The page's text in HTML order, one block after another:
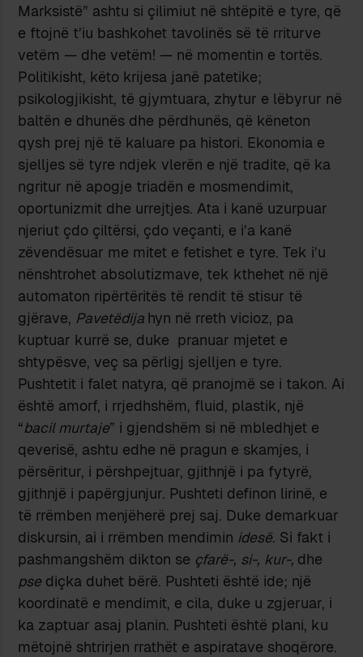
Marksistë” ashtu si çilimiut në shtëpitë e tyre, që
e ftojnë t’iu bashkohet tavolinës së të rriturve
vetëm — dhe vetëm! — në momentin e tortës.
Politikisht, këto krijesa janë patetike;
psikologjikisht, të gjymtuara, zhytur e lëbyrur në
baltën e dhunës dhe përdhunës, që këneton
qysh prej një të kaluare pa histori. Ekonomia e
sjelljes së tyre ndjek vlerën e një tradite, që ka
ngritur në apogje triadën e mosmendimit,
oportunizmit dhe urrejtjes. Ata i kanë uzurpuar
njeriut çdo çiltërsi, çdo veçanti, e i’a kanë
zëvendësuar me mitet e fetishet e tyre. Tek i’u
nënshtrohet absolutizmave, tek kthehet në një
automaton ripërtëritës të rendit të stisur të
gjërave, Pavetëdija hyn në rreth vicioz, pa
kuptuar kurrë se, duke pranuar mjetet e
shtypësve, veç sa përligj sjelljen e tyre.
Pushtetit i falet natyra, që pranojmë se i takon. Ai
është amorf, i rrjedhshëm, fluid, plastik, një
“bacil murtaje” i gjendshëm si në mbledhjet e
qeverisë, ashtu edhe në pragun e skamjes, i
përsëritur, i përshpejtuar, gjithnjë i pa fytyrë,
gjithnjë i papërgjunjur. Pushteti definon lirinë, e
të rrëmben menjëherë prej saj. Duke demarkuar
diskursin, ai i rrëmben mendimin idesë. Si fakt i
pashmangshëm dikton se çfarë-, si-, kur-, dhe
pse diçka duhet bërë. Pushteti është ide; një
koordinatë e mendimit, e cila, duke u zgjeruar, i
ka zaptuar asaj planin. Pushteti është plani, ku
mëtojnë shtrirjen rrathët e aspiratave shoqërore.